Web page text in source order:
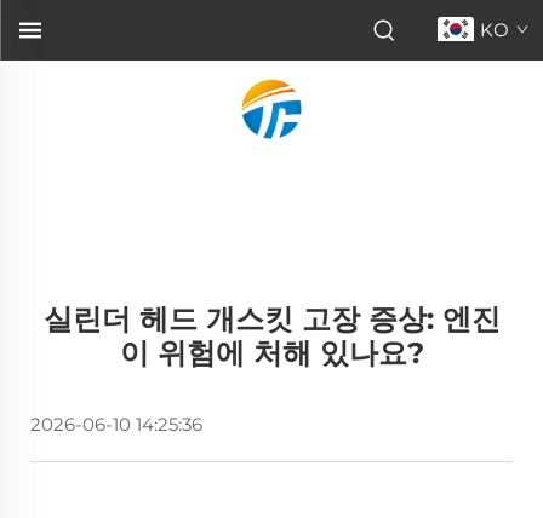
KO
실린더 헤드 개스킷 고장 증상: 엔진
이 위험에 처해 있나요?
2026-06-10 14:25:36